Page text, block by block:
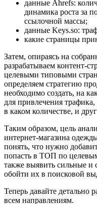
данные Ahrefs:
динамика роста за
ссылочной массы;
данные Keys.so:
какие страницы
Затем, опираясь на
разрабатываем контент-
целевыми типовыми
определяем стратегию
необходимо создать, на
для привлечения
в каком количестве, и
Таким образом, цель
интернет-магазина
понять, что нужно
попасть в ТОП по
также выявить сильные и
обойти их в поисковой
Теперь давайте детально
всем направлениям.